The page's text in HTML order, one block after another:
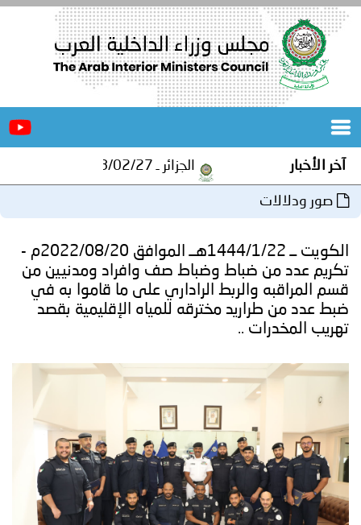
الرئيسية
المجلس
مؤتمرات
و
اجتماعات
جهود
و
إنجازات
برامج
توعوية
الخدمات
وفيديو
مجلة
أصداء
الأمانة
إعلانات
من
آخر الأخبار الجزائر ـ 1448/02/27هـ ــ الموافق 2026/08/10 م - مصالح أمن ولاية المنيعة تستقبل أشبال الهلال الاحمر الجزائري بالمنيعة..
صور ودلالات
الكويت ــ 1444/1/22هــ الموافق 2022/08/20م -
تكريم عدد من ضباط وضباط صف وافراد ومدنيين من
قسم المراقبه والربط الراداري على ما قاموا به في
ضبط عدد من طراريد مخترقه للمياه الإقليمية بقصد
تهريب المخدرات ..